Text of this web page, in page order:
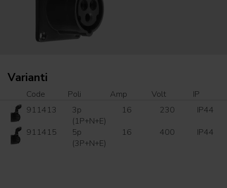
Varianti
Code Poli Amp Volt
IP
911413
3p
(1P+N+E)
16 230
IP44
911415
5p
(3P+N+E)
16 400 IP44